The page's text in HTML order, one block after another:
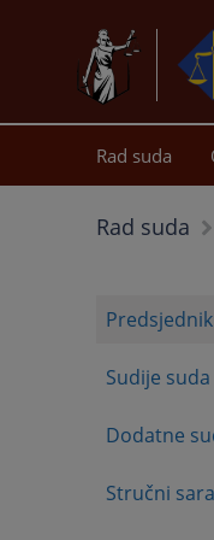
Rad suda
Rad suda
Sudije suda
Dodatne
Stručni